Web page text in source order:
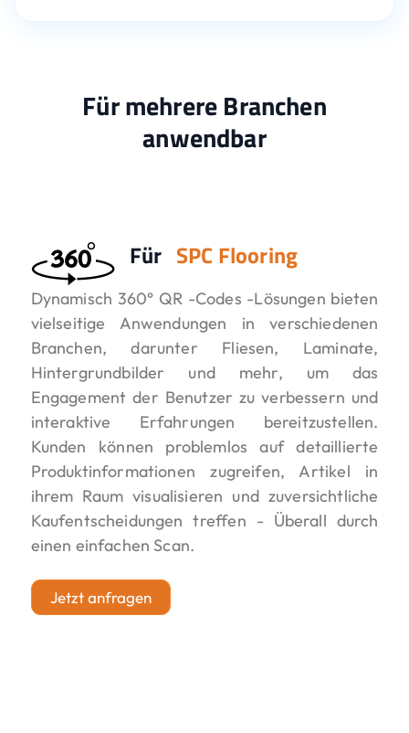
Für mehrere Branchen
anwendbar
Für SPC Flooring
Dynamisch 360° QR -Codes -Lösungen bieten
vielseitige Anwendungen in verschiedenen
Branchen, darunter Fliesen, Laminate,
Hintergrundbilder und mehr, um das
Engagement der Benutzer zu verbessern und
interaktive Erfahrungen bereitzustellen.
Kunden können problemlos auf detaillierte
Produktinformationen zugreifen, Artikel in
ihrem Raum visualisieren und zuversichtliche
Kaufentscheidungen treffen - Überall durch
einen einfachen Scan.
Jetzt anfragen